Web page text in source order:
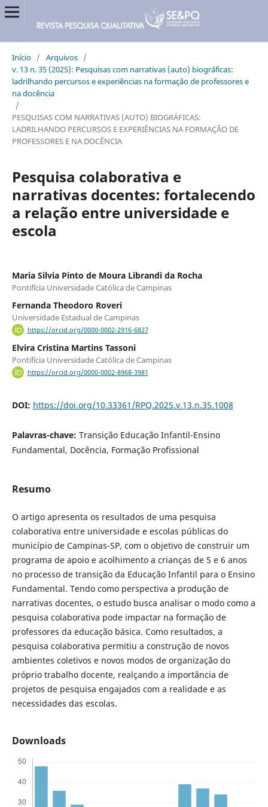
Início / Arquivos /
v. 13 n. 35 (2025): Pesquisas com narrativas (auto) biográficas:
ladrilhando percursos e experiências na formação de professores e
na docência
/
PESQUISAS COM NARRATIVAS (AUTO) BIOGRÁFICAS:
LADRILHANDO PERCURSOS E EXPERIÊNCIAS NA FORMAÇÃO DE
PROFESSORES E NA DOCÊNCIA
Pesquisa colaborativa e
narrativas docentes: fortalecendo
a relação entre universidade e
escola
Maria Silvia Pinto de Moura Librandi da Rocha
Pontifícia Universidade Católica de Campinas
Fernanda Theodoro Roveri
Universidade Estadual de Campinas
https://orcid.org/0000-0002-2916-6827
Elvira Cristina Martins Tassoni
Pontifícia Universidade Católica de Campinas
https://orcid.org/0000-0002-8968-3981
DOI: https://doi.org/10.33361/RPQ.2025.v.13.n.35.1008
Palavras-chave: Transição Educação Infantil-Ensino
Fundamental, Docência, Formação Profissional
Resumo
O artigo apresenta os resultados de uma pesquisa
colaborativa entre universidade e escolas públicas do
município de Campinas-SP, com o objetivo de construir um
programa de apoio e acolhimento a crianças de 5 e 6 anos
no processo de transição da Educação Infantil para o Ensino
Fundamental. Tendo como perspectiva a produção de
narrativas docentes, o estudo busca analisar o modo como a
pesquisa colaborativa pode impactar na formação de
professores da educação básica. Como resultados, a
pesquisa colaborativa permitiu a construção de novos
ambientes coletivos e novos modos de organização do
próprio trabalho docente, realçando a importância de
projetos de pesquisa engajados com a realidade e as
necessidades das escolas.
Downloads